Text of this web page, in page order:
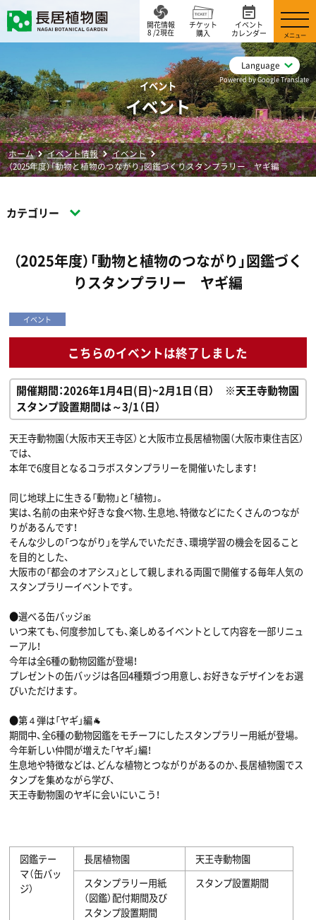
Language
Powered by Google Translate
開花情報
8 /2現在
チケット
購入
イベント
カレンダー
メニュー
イベント
イベント
ホーム イベント情報
イベント
（2025年度）「動物と植物のつながり」図鑑づくりスタンプラリー ヤギ編
カテゴリー
（2025年度）「動物と植物のつながり」図鑑づく
りスタンプラリー ヤギ編
イベント
こちらのイベントは終了しました
開催期間：2026年1月4日(日)~2月1日（日） ※天王寺動物園
スタンプ設置期間は～3/1（日）
天王寺動物園（大阪市天王寺区）と大阪市立長居植物園（大阪市東住吉区）
では、
本年で6度目となるコラボスタンプラリーを開催いたします！
同じ地球上に生きる「動物」と「植物」。
実は、名前の由来や好きな食べ物、生息地、特徴などにたくさんのつなが
りがあるんです！
そんな少しの「つながり」を学んでいただき、環境学習の機会を図ること
を目的とした、
大阪市の「都会のオアシス」として親しまれる両園で開催する毎年人気の
スタンプラリーイベントです。
●選べる缶バッジ🎀
いつ来ても、何度参加しても、楽しめるイベントとして内容を一部リニュ
ーアル！
今年は全6種の動物図鑑が登場！
プレゼントの缶バッジは各回4種類づつ用意し、お好きなデザインをお選
びいただけます。
●第４弾は「ヤギ」編🐐
期間中、全6種の動物図鑑をモチーフにしたスタンプラリー用紙が登場。
今年新しい仲間が増えた「ヤギ」編！
生息地や特徴などは、どんな植物とつながりがあるのか、長居植物園でス
タンプを集めながら学び、
天王寺動物園のヤギに会いにいこう！
図鑑テー
マ（缶バッ
ジ）
長居植物園
天王寺動物園
スタンプラリー用紙
（図鑑）配付期間及び
スタンプ設置期間
スタンプ設置期間